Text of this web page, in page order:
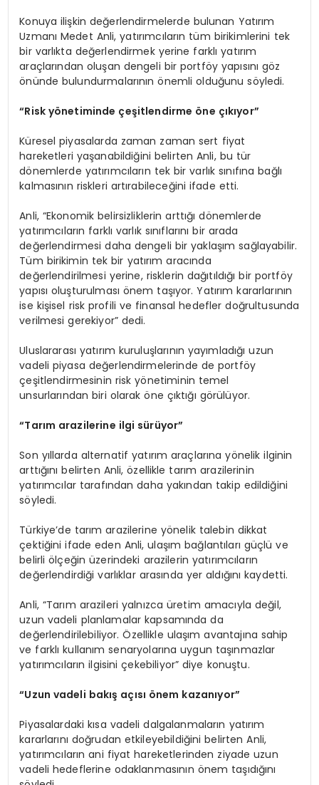
Konuya ilişkin değerlendirmelerde bulunan Yatırım
Uzmanı Medet Anli, yatırımcıların tüm birikimlerini tek
bir varlıkta değerlendirmek yerine farklı yatırım
araçlarından oluşan dengeli bir portföy yapısını göz
önünde bulundurmalarının önemli olduğunu söyledi.
“Risk yönetiminde çeşitlendirme öne çıkıyor”
Küresel piyasalarda zaman zaman sert fiyat
hareketleri yaşanabildiğini belirten Anli, bu tür
dönemlerde yatırımcıların tek bir varlık sınıfına bağlı
kalmasının riskleri artırabileceğini ifade etti.
Anli, “Ekonomik belirsizliklerin arttığı dönemlerde
yatırımcıların farklı varlık sınıflarını bir arada
değerlendirmesi daha dengeli bir yaklaşım sağlayabilir.
Tüm birikimin tek bir yatırım aracında
değerlendirilmesi yerine, risklerin dağıtıldığı bir portföy
yapısı oluşturulması önem taşıyor. Yatırım kararlarının
ise kişisel risk profili ve finansal hedefler doğrultusunda
verilmesi gerekiyor” dedi.
Uluslararası yatırım kuruluşlarının yayımladığı uzun
vadeli piyasa değerlendirmelerinde de portföy
çeşitlendirmesinin risk yönetiminin temel
unsurlarından biri olarak öne çıktığı görülüyor.
“Tarım arazilerine ilgi sürüyor”
Son yıllarda alternatif yatırım araçlarına yönelik ilginin
arttığını belirten Anli, özellikle tarım arazilerinin
yatırımcılar tarafından daha yakından takip edildiğini
söyledi.
Türkiye’de tarım arazilerine yönelik talebin dikkat
çektiğini ifade eden Anli, ulaşım bağlantıları güçlü ve
belirli ölçeğin üzerindeki arazilerin yatırımcıların
değerlendirdiği varlıklar arasında yer aldığını kaydetti.
Anli, “Tarım arazileri yalnızca üretim amacıyla değil,
uzun vadeli planlamalar kapsamında da
değerlendirilebiliyor. Özellikle ulaşım avantajına sahip
ve farklı kullanım senaryolarına uygun taşınmazlar
yatırımcıların ilgisini çekebiliyor” diye konuştu.
“Uzun vadeli bakış açısı önem kazanıyor”
Piyasalardaki kısa vadeli dalgalanmaların yatırım
kararlarını doğrudan etkileyebildiğini belirten Anli,
yatırımcıların ani fiyat hareketlerinden ziyade uzun
vadeli hedeflerine odaklanmasının önem taşıdığını